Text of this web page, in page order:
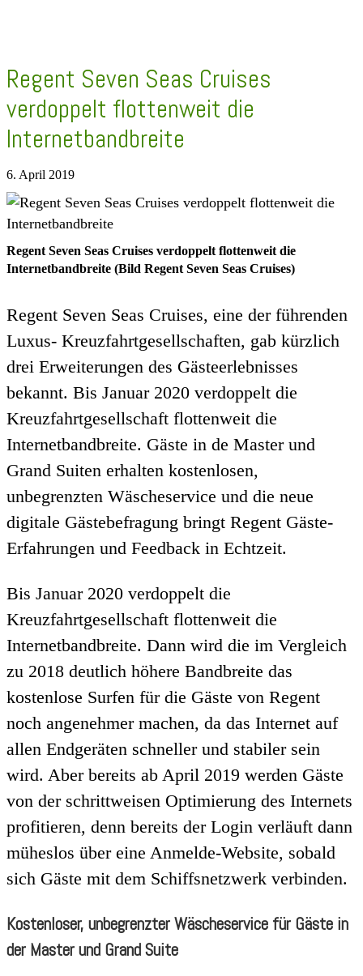
Regent Seven Seas Cruises
verdoppelt flottenweit die
Internetbandbreite
6. April 2019
Regent Seven Seas Cruises verdoppelt flottenweit die
Internetbandbreite (Bild Regent Seven Seas Cruises)
Regent Seven Seas Cruises, eine der führenden
Luxus- Kreuzfahrtgesellschaften, gab kürzlich
drei Erweiterungen des Gästeerlebnisses
bekannt. Bis Januar 2020 verdoppelt die
Kreuzfahrtgesellschaft flottenweit die
Internetbandbreite. Gäste in de Master und
Grand Suiten erhalten kostenlosen,
unbegrenzten Wäscheservice und die neue
digitale Gästebefragung bringt Regent Gäste-
Erfahrungen und Feedback in Echtzeit.
Bis Januar 2020 verdoppelt die
Kreuzfahrtgesellschaft flottenweit die
Internetbandbreite. Dann wird die im Vergleich
zu 2018 deutlich höhere Bandbreite das
kostenlose Surfen für die Gäste von Regent
noch angenehmer machen, da das Internet auf
allen Endgeräten schneller und stabiler sein
wird. Aber bereits ab April 2019 werden Gäste
von der schrittweisen Optimierung des Internets
profitieren, denn bereits der Login verläuft dann
müheslos über eine Anmelde-Website, sobald
sich Gäste mit dem Schiffsnetzwerk verbinden.
Kostenloser, unbegrenzter Wäscheservice für Gäste in
der Master und Grand Suite